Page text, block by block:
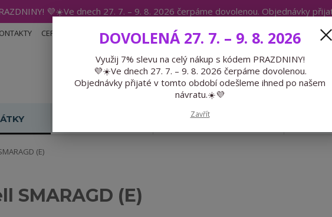
💜☀️Ve dnech 27. 7. – 9. 8. 2026 čerpáme dovolenou. Objednávky
CERTIFIKÁTY BLOG
Hledat
Expedice 775 866 913 Po-Čt 9-
PŘEDOBJEDNÁVKY
(E)
SMARAGD (E)
DOVOLENÁ 27. 7. – 9. 8. 2026
Využij 7% slevu na celý nákup s kódem PRAZDNINY!
💜☀️Ve dnech 27. 7. – 9. 8. 2026 čerpáme dovolenou.
Objednávky přijaté v tomto období odešleme ihned po našem
návratu.☀️💜
Zavřít